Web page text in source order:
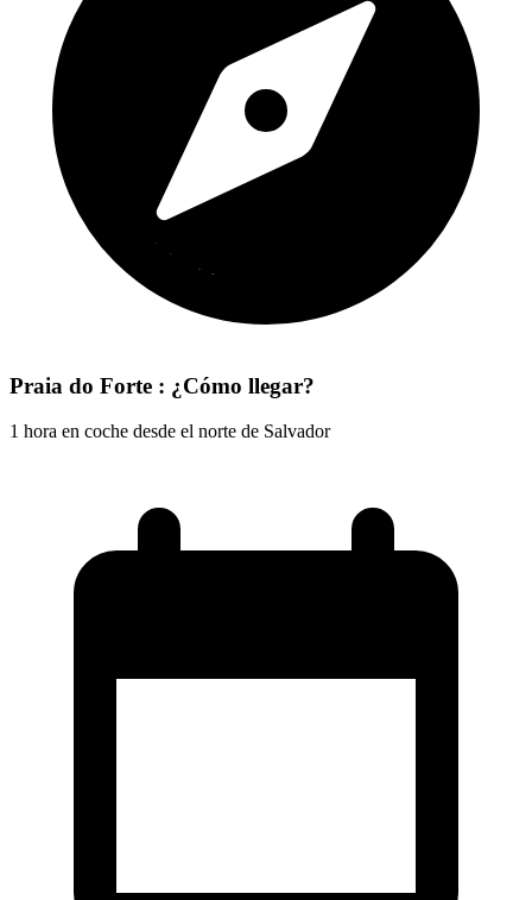
Praia do Forte : ¿Cómo llegar?
1 hora en coche desde el norte de Salvador